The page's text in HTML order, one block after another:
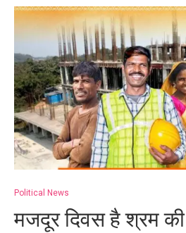
Political News
मजदूर दिवस है श्रम की